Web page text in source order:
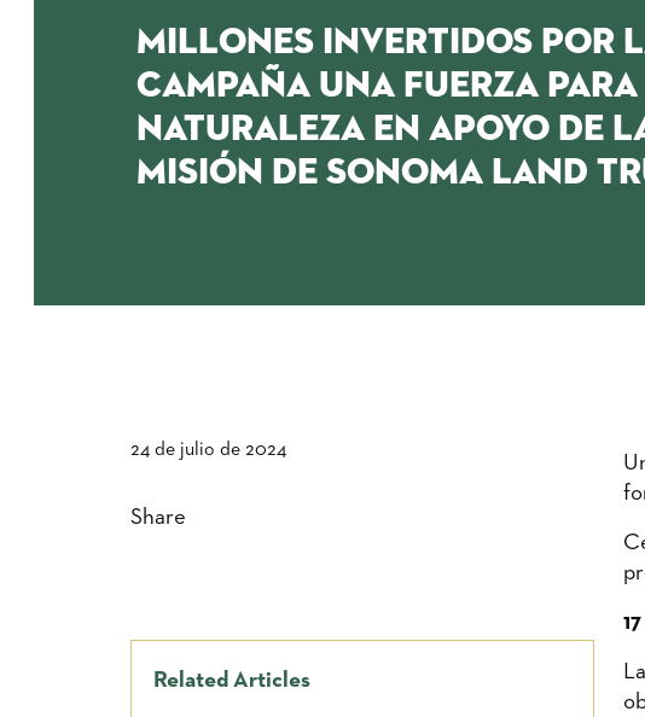
Millones invertidos por
campaña Una Fuerza
Naturaleza en apoyo de
misión de Sonoma Land
24 de julio de 2024
Share
Related Articles